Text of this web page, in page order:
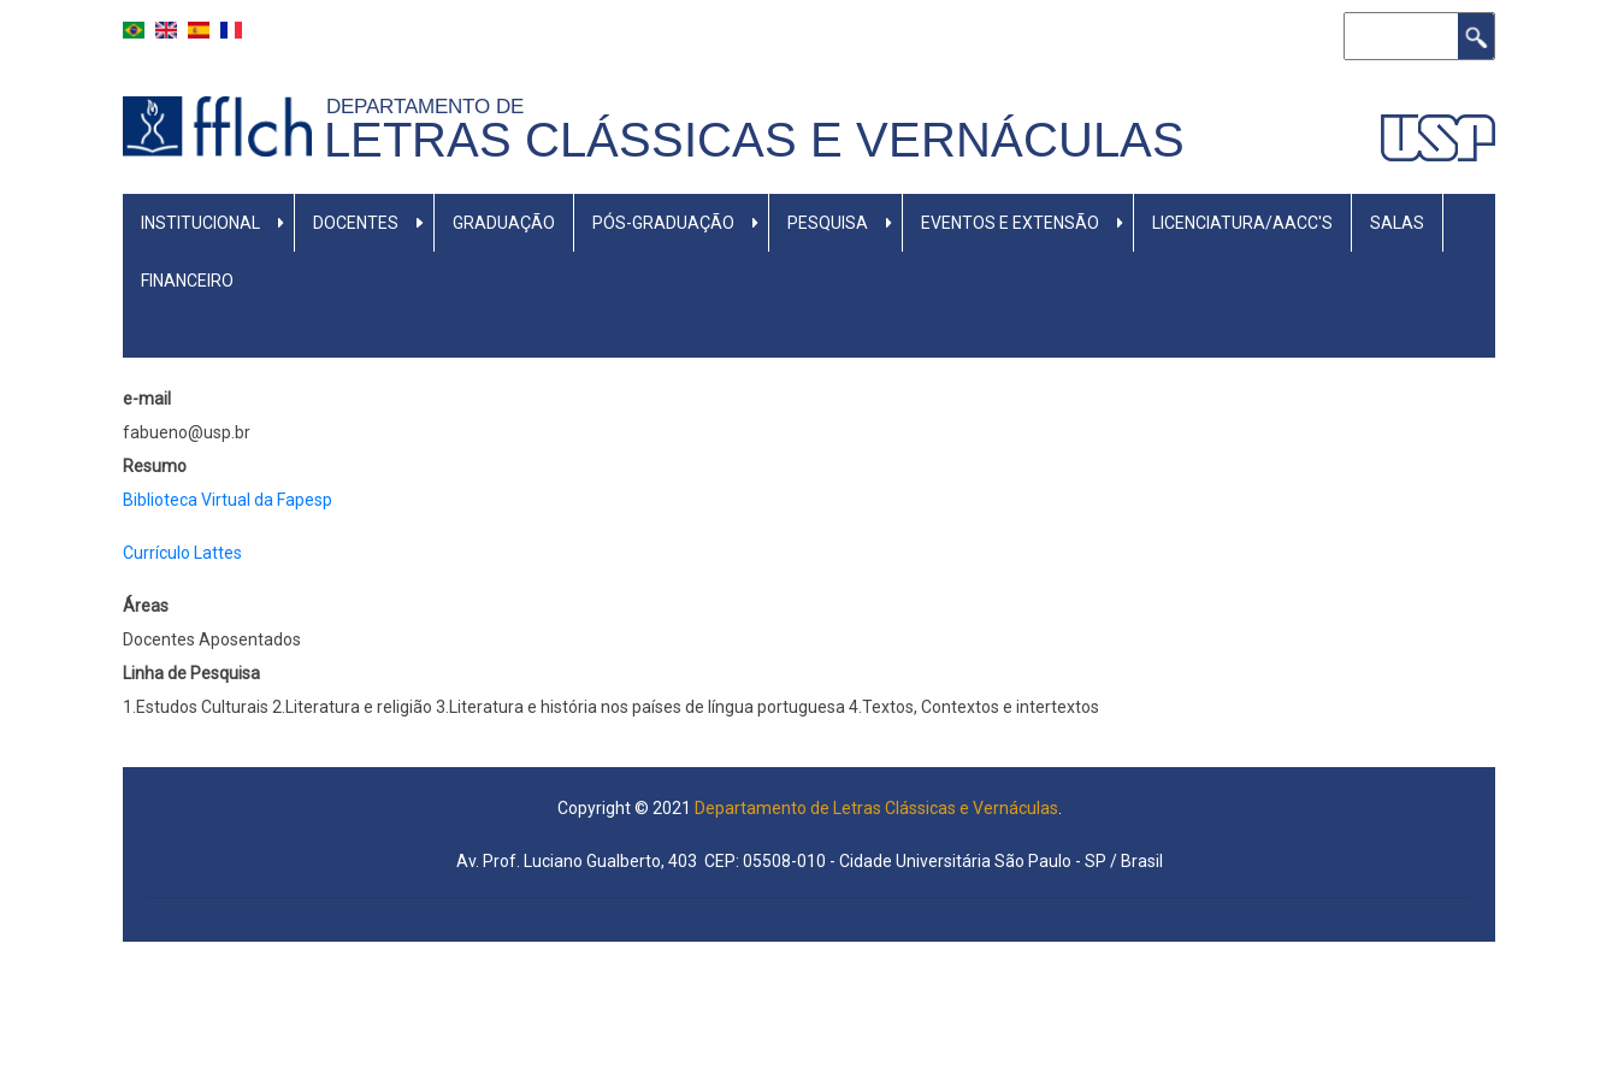
DEPARTAMENTO DE
LETRAS CLÁSSICAS E VERNÁCULAS
MENU
INSTITUCIONAL DOCENTES GRADUAÇÃO PÓS-GRADUAÇÃO PESQUISA EVENTOS E EXTENSÃO LICENCIATURA/AACC'S SALAS
FINANCEIRO
e-mail
fabueno@usp.br
Resumo
Biblioteca Virtual da Fapesp
Currículo Lattes
Áreas
Docentes Aposentados
Linha de Pesquisa
1.Estudos Culturais 2.Literatura e religião 3.Literatura e história nos países de língua portuguesa 4.Textos, Contextos e intertextos
Copyright © 2021 Departamento de Letras Clássicas e Vernáculas
Av. Prof. Luciano Gualberto, 403 CEP: 05508-010 - Cidade Universitária São Paulo - SP / Brasil